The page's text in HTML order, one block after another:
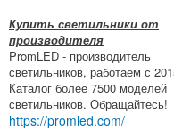
Купить светильники от
производителя
PromLED - производитель
светильников, работаем с
Каталог более 7500 моделей
светильников. Обращайтесь!
https://promled.com/